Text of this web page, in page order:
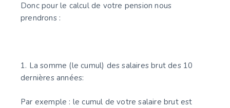
Donc pour le calcul de votre pension nous
prendrons :
1. La somme (le cumul) des salaires brut des 10
dernières années:
Par exemple : le cumul de votre salaire brut est